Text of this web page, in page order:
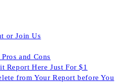
or Join Us
and Cons
Report Here Just For $1
from Your Report before You